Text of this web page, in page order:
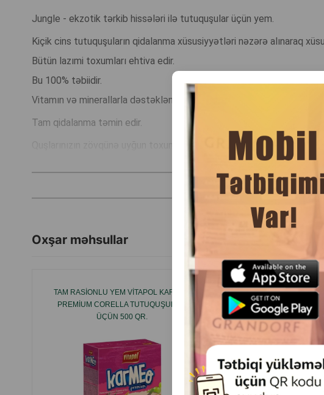
Jungle - ekzotik tərkib hissələri ilə tutuquşular üçün yem.
Kiçik cins tutuquşuların qidalanma xüsusiyyətləri nəzərə alınaraq
Bütün lazımi toxumları ehtiva edir.
Bu 100% təbiidir.
Vitamın və minerallarla dəstəklənir.
Tam qidalanma təmin edir.
Quşlarınızın zövqünə uyğun toxum və fındıqla hazırlanır.
DAHA
Oxşar məhsullar
TAM RASIONLU YEM VITAPOL KARMEO
PREMIUM CORELLA TUTUQUŞULARI
ÜÇÜN 500 QR.
MEYVƏLI YEM
DALĞALI